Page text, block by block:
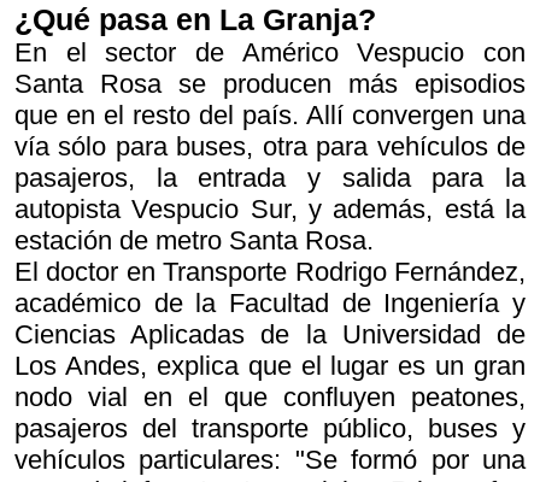
¿Qué pasa en La Granja?
En el sector de Américo Vespucio con
Santa Rosa se producen más episodios
que en el resto del país. Allí convergen una
vía sólo para buses, otra para vehículos de
pasajeros, la entrada y salida para la
autopista Vespucio Sur, y además, está la
estación de metro Santa Rosa.
El doctor en Transporte Rodrigo Fernández,
académico de la Facultad de Ingeniería y
Ciencias Aplicadas de la Universidad de
Los Andes, explica que el lugar es un gran
nodo vial en el que confluyen peatones,
pasajeros del transporte público, buses y
vehículos particulares: "Se formó por una